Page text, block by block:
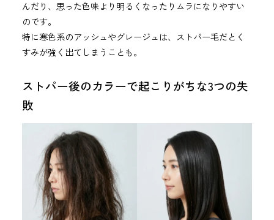
んだり、思った色味より明るくなったりムラになりやすい
のです。
特に寒色系のアッシュやグレージュは、ストパー毛だとく
すみが強く出てしまうことも。
ストパー後のカラーで起こりがちな3つの失
敗